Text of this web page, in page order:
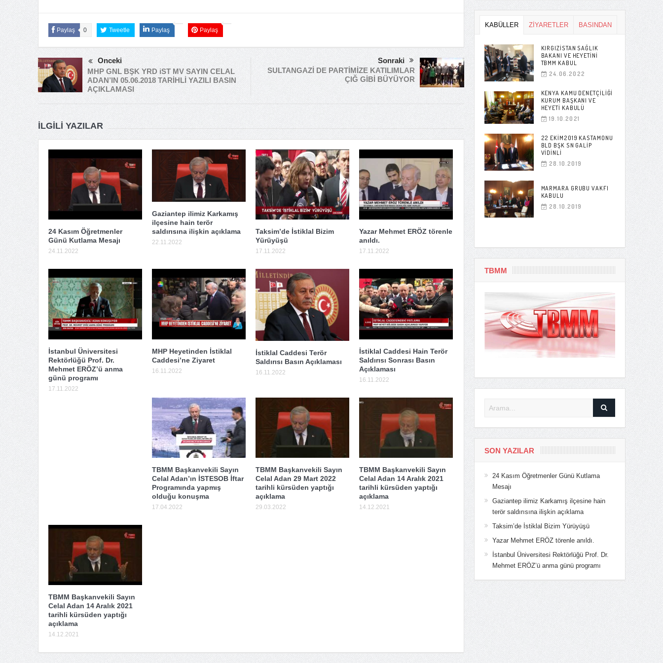
Paylaş 0 Tweetle Paylaş Paylaş
Önceki
MHP GNL BŞK YRD iST MV SAYIN CELAL
ADAN’IN 05.06.2018 TARİHLİ YAZILI BASIN
AÇIKLAMASI
Sonraki
SULTANGAZİ DE PARTİMİZE KATILIMLAR
ÇIĞ GİBİ BÜYÜYOR
İLGILI YAZILAR
24 Kasım Öğretmenler
Günü Kutlama Mesajı
24.11.2022
Gaziantep ilimiz Karkamış
ilçesine hain terör
saldırısına ilişkin açıklama
22.11.2022
Taksim’de İstiklal Bizim
Yürüyüşü
17.11.2022
Yazar Mehmet ERÖZ törenle
anıldı.
17.11.2022
İstanbul Üniversitesi
Rektörlüğü Prof. Dr.
Mehmet ERÖZ’ü anma
günü programı
17.11.2022
MHP Heyetinden İstiklal
Caddesi’ne Ziyaret
16.11.2022
İstiklal Caddesi Terör
Saldırısı Basın Açıklaması
16.11.2022
İstiklal Caddesi Hain Terör
Saldırısı Sonrası Basın
Açıklaması
16.11.2022
TBMM Başkanvekili Sayın
Celal Adan’ın İSTESOB İftar
Programında yapmış
olduğu konuşma
17.04.2022
TBMM Başkanvekili Sayın
Celal Adan 29 Mart 2022
tarihli kürsüden yaptığı
açıklama
29.03.2022
TBMM Başkanvekili Sayın
Celal Adan 14 Aralık 2021
tarihli kürsüden yaptığı
açıklama
14.12.2021
TBMM Başkanvekili Sayın
Celal Adan 14 Aralık 2021
tarihli kürsüden yaptığı
açıklama
14.12.2021
KABÜLLER ZİYARETLER BASINDAN
KIRGIZISTAN SAĞLIK
BAKANI VE HEYETINI
TBMM KABUL
24.06.2022
KENYA KAMU DENETÇILIĞI
KURUM BAŞKANI VE
HEYETI KABULÜ
19.10.2021
22 EKIM2019 KASTAMONU
BLD BŞK SN GALIP
VIDINLI
28.10.2019
MARMARA GRUBU VAKFI
KABULU
28.10.2019
TBMM
SON YAZILAR
24 Kasım Öğretmenler Günü Kutlama
Mesajı
Gaziantep ilimiz Karkamış ilçesine hain
terör saldırısına ilişkin açıklama
Taksim’de İstiklal Bizim Yürüyüşü
Yazar Mehmet ERÖZ törenle anıldı.
İstanbul Üniversitesi Rektörlüğü Prof. Dr.
Mehmet ERÖZ’ü anma günü programı